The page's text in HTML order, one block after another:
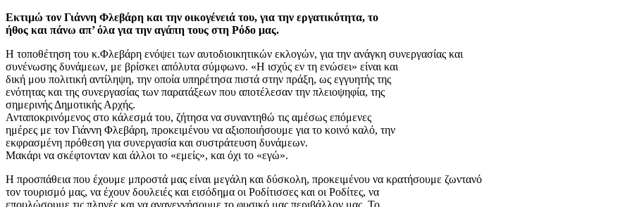
Εκτιμώ τον Γιάννη Φλεβάρη και την οικογένειά του, για την εργατικότητα, το
ήθος και πάνω απ’ όλα για την αγάπη τους στη Ρόδο μας.
Η τοποθέτηση του κ.Φλεβάρη ενόψει των αυτοδιοικητικών εκλογών, για την ανάγκη συνεργασίας και
συνένωσης δυνάμεων, με βρίσκει απόλυτα σύμφωνο. «Η ισχύς εν τη ενώσει» είναι και
δική μου πολιτική αντίληψη, την οποία υπηρέτησα πιστά στην πράξη, ως εγγυητής της
ενότητας και της συνεργασίας των παρατάξεων που αποτέλεσαν την πλειοψηφία, της
σημερινής Δημοτικής Αρχής.
Ανταποκρινόμενος στο κάλεσμά του, ζήτησα να συναντηθώ τις αμέσως επόμενες
ημέρες με τον Γιάννη Φλεβάρη, προκειμένου να αξιοποιήσουμε για το κοινό καλό, την
εκφρασμένη πρόθεση για συνεργασία και συστράτευση δυνάμεων.
Μακάρι να σκέφτονταν και άλλοι το «εμείς», και όχι το «εγώ».
Η προσπάθεια που έχουμε μπροστά μας είναι μεγάλη και δύσκολη, προκειμένου να κρατήσουμε ζωντανό
τον τουρισμό μας, να έχουν δουλειές και εισόδημα οι Ροδίτισσες και οι Ροδίτες, να
επουλώσουμε τις πληγές και να αναγεννήσουμε το φυσικό μας περιβάλλον μας. Το